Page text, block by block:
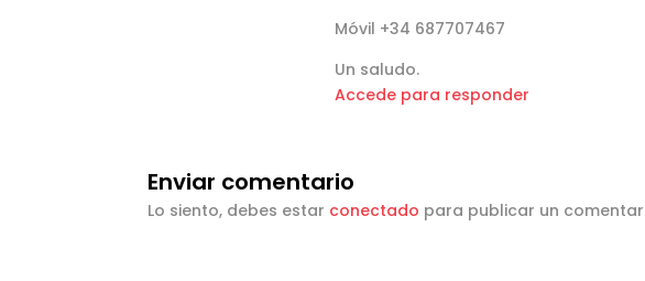
Móvil +34 687707467
Un saludo.
Accede para responder
Enviar comentario
Lo siento, debes estar conectado para publicar un